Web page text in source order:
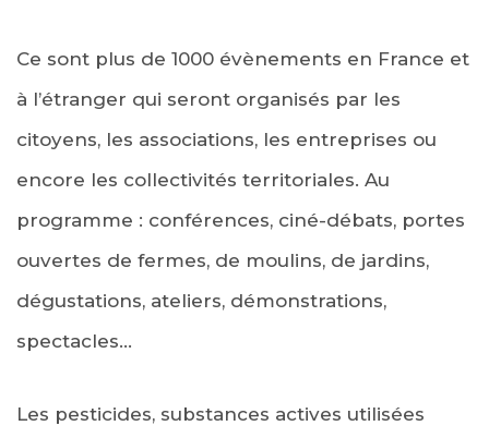
Ce sont plus de 1000 évènements en France et
à l’étranger qui seront organisés par les
citoyens, les associations, les entreprises ou
encore les collectivités territoriales. Au
programme : conférences, ciné-débats, portes
ouvertes de fermes, de moulins, de jardins,
dégustations, ateliers, démonstrations,
spectacles…
Les pesticides, substances actives utilisées